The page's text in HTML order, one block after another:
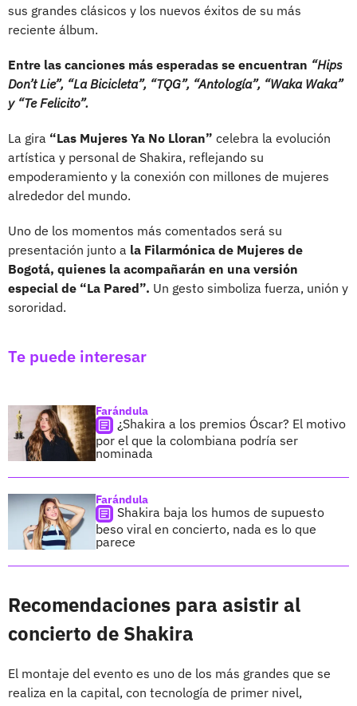
sus grandes clásicos y los nuevos éxitos de su más
reciente álbum.
Entre las canciones más esperadas se encuentran “Hips
Don’t Lie”, “La Bicicleta”, “TQG”, “Antología”, “Waka Waka”
y “Te Felicito”.
La gira “Las Mujeres Ya No Lloran” celebra la evolución
artística y personal de Shakira, reflejando su
empoderamiento y la conexión con millones de mujeres
alrededor del mundo.
Uno de los momentos más comentados será su
presentación junto a la Filarmónica de Mujeres de
Bogotá, quienes la acompañarán en una versión
especial de “La Pared”. Un gesto simboliza fuerza, unión y
sororidad.
Te puede interesar
Farándula
¿Shakira a los premios Óscar? El motivo
por el que la colombiana podría ser
nominada
Farándula
Shakira baja los humos de supuesto
beso viral en concierto, nada es lo que
parece
Recomendaciones para asistir al
concierto de Shakira
El montaje del evento es uno de los más grandes que se
realiza en la capital, con tecnología de primer nivel,